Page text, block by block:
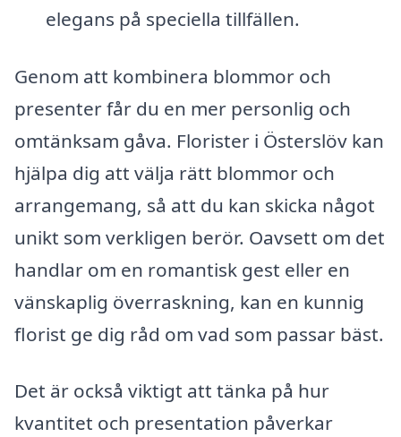
elegans på speciella tillfällen.
Genom att kombinera blommor och
presenter får du en mer personlig och
omtänksam gåva. Florister i Österslöv kan
hjälpa dig att välja rätt blommor och
arrangemang, så att du kan skicka något
unikt som verkligen berör. Oavsett om det
handlar om en romantisk gest eller en
vänskaplig överraskning, kan en kunnig
florist ge dig råd om vad som passar bäst.
Det är också viktigt att tänka på hur
kvantitet och presentation påverkar